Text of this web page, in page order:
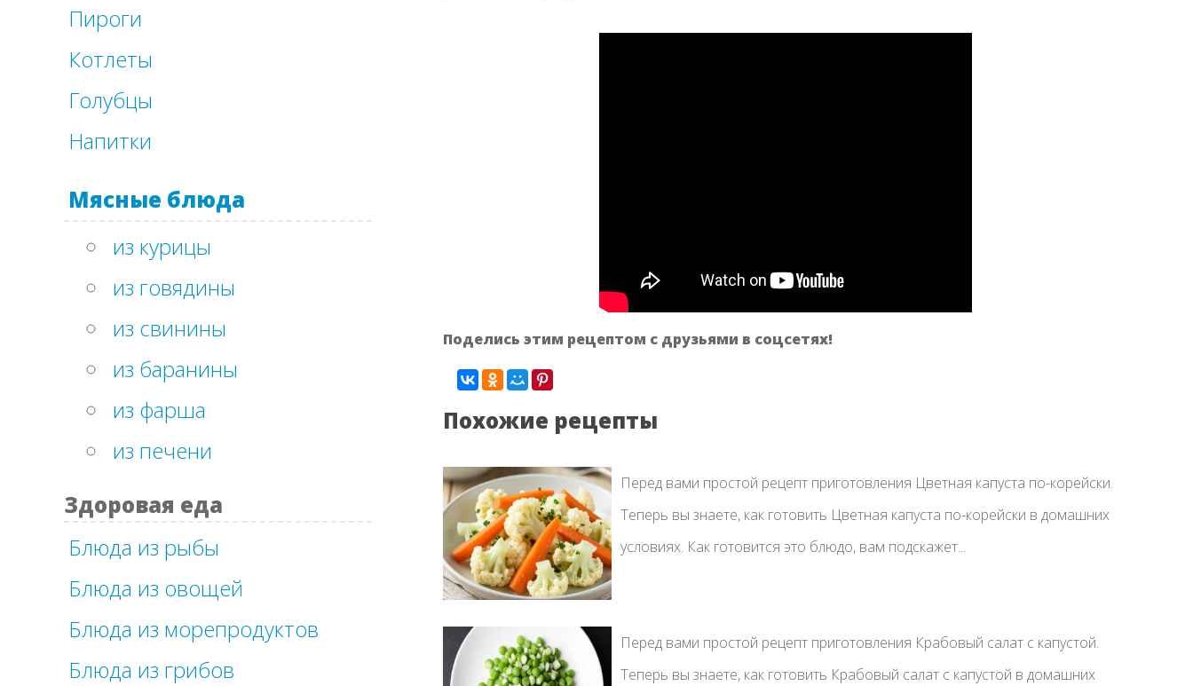
Пироги
Котлеты
Голубцы
Напитки
Мясные блюда
из курицы
из говядины
из свинины
из баранины
из фарша
из печени
Здоровая еда
Блюда из рыбы
Блюда из овощей
Блюда из морепродуктов
Блюда из грибов
Поделись этим рецептом с друзьями в соцсетях!
Похожие рецепты
Перед вами простой рецепт приготовления Цветная капуста по-корейски.
Теперь вы знаете, как готовить Цветная капуста по-корейски в домашних
условиях. Как готовится это блюдо, вам подскажет...
Перед вами простой рецепт приготовления Крабовый салат с капустой.
Теперь вы знаете, как готовить Крабовый салат с капустой в домашних